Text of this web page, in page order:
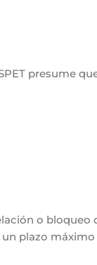
presume
o bloqueo
un plazo